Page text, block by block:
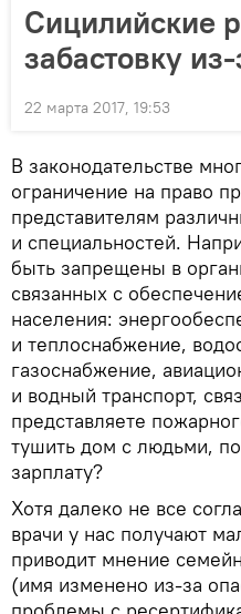
Сицилийские
забастовку
22 марта 2017, 19:53
В законодательстве
ограничение на право
представителям
и специальностей.
быть запрещены в
связанных с
населения:
и теплоснабжение,
газоснабжение,
и водный транспорт,
представляете
тушить дом с людьми,
зарплату?
Хотя далеко не все
врачи у нас получают
приводит мнение
(имя изменено из-за